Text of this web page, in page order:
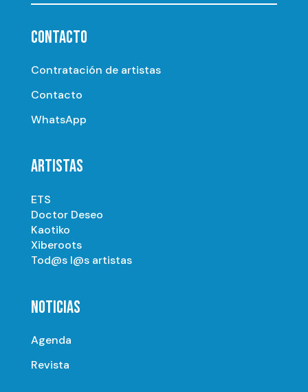
CONTACTO
Contratación de artistas
Contacto
WhatsApp
ARTISTAS
ETS
Doctor Deseo
Kaotiko
Xiberoots
Tod@s l@s artistas
NOTICIAS
Agenda
Revista